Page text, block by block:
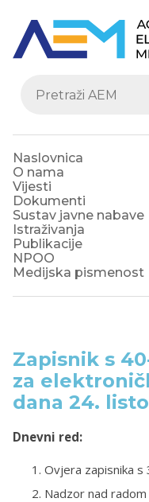
Naslovnica
O nama
Vijesti
Dokumenti
Sustav javne nabave
Istraživanja
Publikacije
NPOO
Medijska pismenost
Zapisnik s
za
dana 24.
Dnevni red:
Ovjera zapisnika s
Nadzor nad